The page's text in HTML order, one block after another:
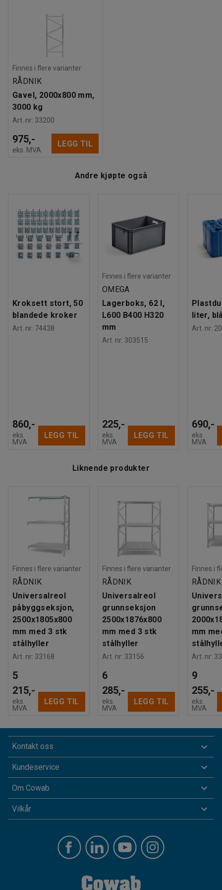
Antall hyller
3
kg
Finnes i flere varianter
RÅDNIK
Gavel, 2000x800 mm,
3000 kg
Art. nr: 33200
975,-
eks. MVA
LEGG TIL
Andre kjøpte også
Kroksett stort, 50
blandede kroker
Art. nr: 74438
860,-
eks.
MVA
LEGG TIL
Finnes i flere varianter
OMEGA
Lagerboks, 62 l,
L600 B400 H320
mm
Art. nr: 303515
225,-
eks.
MVA
LEGG TIL
liter,
Art. nr:
690,-
eks.
MVA
Liknende produkter
Finnes i flere varianter
RÅDNIK
Universalreol
påbyggseksjon,
2500x1805x800
mm med 3 stk
stålhyller
Art. nr: 33168
5
215,-
eks.
MVA
LEGG TIL
Finnes i flere varianter
RÅDNIK
Universalreol
grunnseksjon
2500x1876x800
mm med 3 stk
stålhyller
Art. nr: 33156
6
285,-
eks.
MVA
LEGG TIL
Finnes i
RÅDNIK
mm
Art. nr:
9
255,-
eks.
MVA
Kontakt oss
Kundeservice
Om Cowab
Vilkår